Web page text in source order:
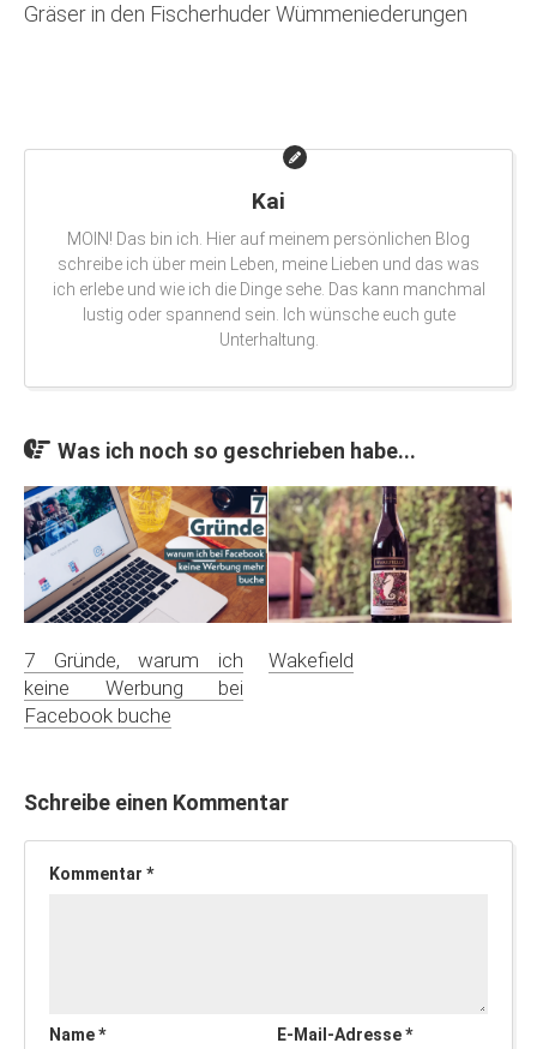
Gräser in den Fischerhuder Wümmeniederungen
Kai
MOIN! Das bin ich. Hier auf meinem persönlichen Blog
schreibe ich über mein Leben, meine Lieben und das was
ich erlebe und wie ich die Dinge sehe. Das kann manchmal
lustig oder spannend sein. Ich wünsche euch gute
Unterhaltung.
Was ich noch so geschrieben habe...
7 Gründe, warum ich
keine Werbung bei
Facebook buche
Wakefield
Schreibe einen Kommentar
Kommentar *
Name* E-Mail-Adresse*